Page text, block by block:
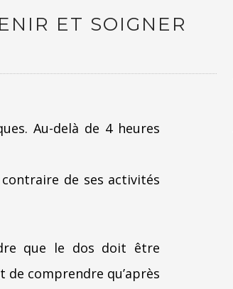
ET SOIGNER
Au-delà de 4 heures
de ses activités
que le dos doit être
comprendre qu’après